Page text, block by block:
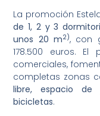
La promoción
de 1, 2 y 3
unos 20 m2), con
178.500 euros.
comerciales,
completas zonas
libre, espacio de
bicicletas.